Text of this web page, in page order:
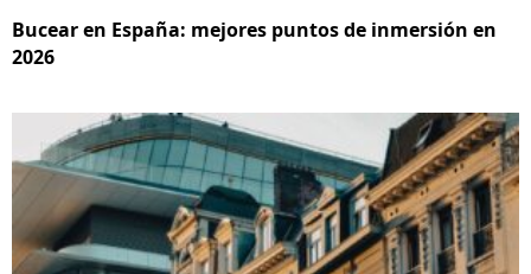
Bucear en España: mejores puntos de inmersión en
2026